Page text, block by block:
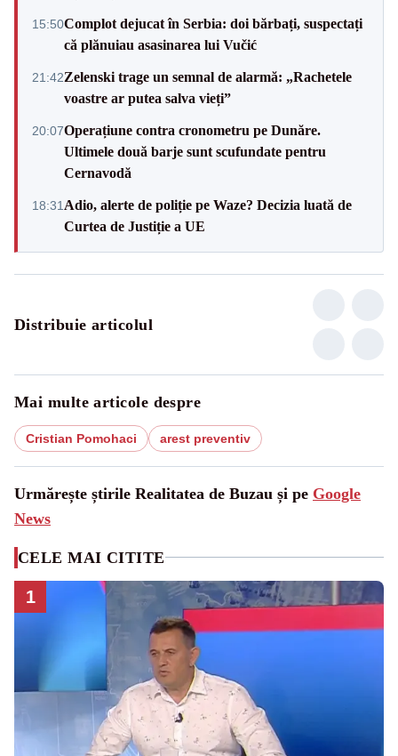
15:50Complot dejucat în Serbia: doi bărbați, suspectați
că plănuiau asasinarea lui Vučić
21:42Zelenski trage un semnal de alarmă: „Rachetele
voastre ar putea salva vieți”
20:07Operațiune contra cronometru pe Dunăre.
Ultimele două barje sunt scufundate pentru
Cernavodă
18:31 Adio, alerte de poliție pe Waze? Decizia luată de
Curtea de Justiție a UE
Distribuie articolul
Mai multe articole despre
Cristian Pomohaci arest preventiv
Urmărește știrile Realitatea de Buzau și pe Google
News
CELE MAI CITITE
1